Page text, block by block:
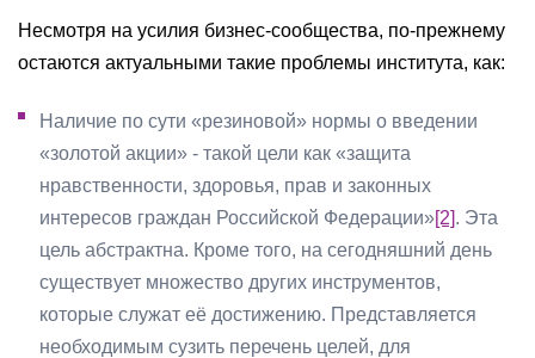
Несмотря на усилия бизнес-сообщества, по-прежнему
остаются актуальными такие проблемы института, как:
Наличие по сути «резиновой» нормы о введении
«золотой акции» - такой цели как «защита
нравственности, здоровья, прав и законных
интересов граждан Российской Федерации»[2]. Эта
цель абстрактна. Кроме того, на сегодняшний день
существует множество других инструментов,
которые служат её достижению. Представляется
необходимым сузить перечень целей, для